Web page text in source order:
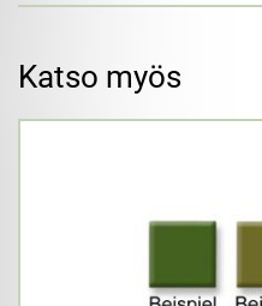
Katso myös